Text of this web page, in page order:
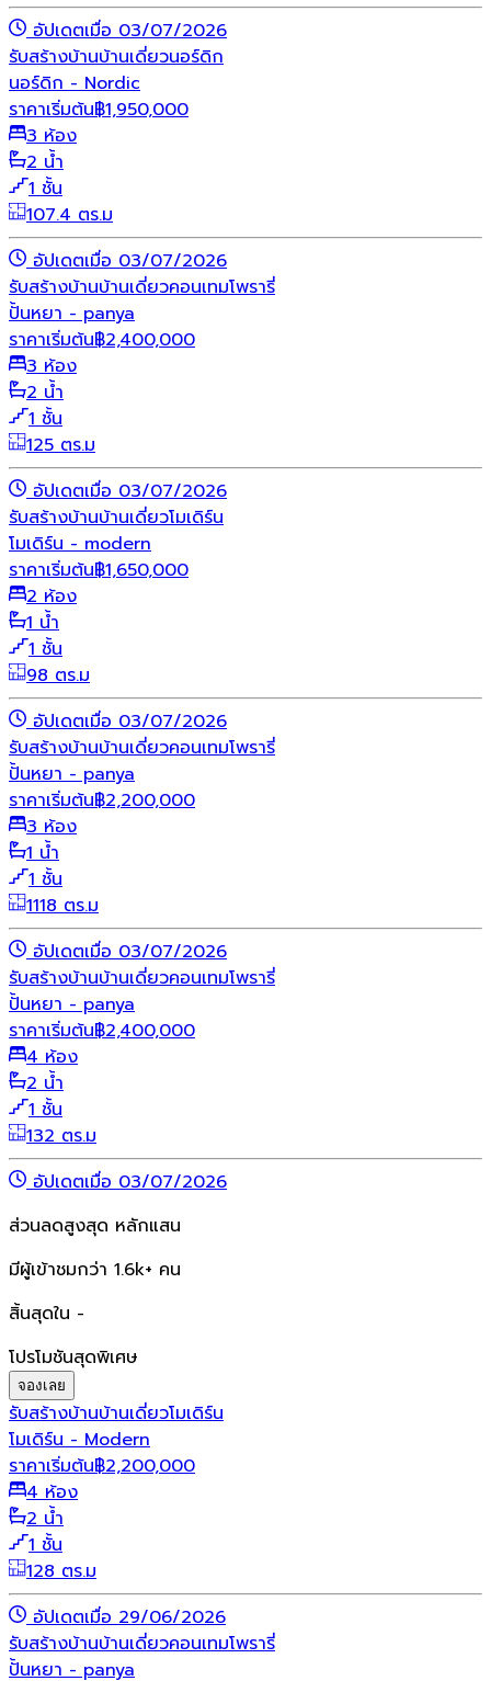
อัปเดตเมื่อ 03/07/2026
รับสร้างบ้านบ้านเดี่ยวนอร์ดิก
นอร์ดิก - Nordic
ราคาเริ่มต้น฿1,950,000
3 ห้อง
2 น้ำ
1 ชั้น
107.4 ตร.ม
อัปเดตเมื่อ 03/07/2026
รับสร้างบ้านบ้านเดี่ยวคอนเทมโพรารี่
ปั้นหยา - panya
ราคาเริ่มต้น฿2,400,000
3 ห้อง
2 น้ำ
1 ชั้น
125 ตร.ม
อัปเดตเมื่อ 03/07/2026
รับสร้างบ้านบ้านเดี่ยวโมเดิร์น
โมเดิร์น - modern
ราคาเริ่มต้น฿1,650,000
2 ห้อง
1 น้ำ
1 ชั้น
98 ตร.ม
อัปเดตเมื่อ 03/07/2026
รับสร้างบ้านบ้านเดี่ยวคอนเทมโพรารี่
ปั้นหยา - panya
ราคาเริ่มต้น฿2,200,000
3 ห้อง
1 น้ำ
1 ชั้น
1118 ตร.ม
อัปเดตเมื่อ 03/07/2026
รับสร้างบ้านบ้านเดี่ยวคอนเทมโพรารี่
ปั้นหยา - panya
ราคาเริ่มต้น฿2,400,000
4 ห้อง
2 น้ำ
1 ชั้น
132 ตร.ม
อัปเดตเมื่อ 03/07/2026
ส่วนลดสูงสุด หลักแสน
มีผู้เข้าชมกว่า 1.6k+ คน
สิ้นสุดใน -
โปรโมชันสุดพิเศษ
จองเลย
รับสร้างบ้านบ้านเดี่ยวโมเดิร์น
โมเดิร์น - Modern
ราคาเริ่มต้น฿2,200,000
4 ห้อง
2 น้ำ
1 ชั้น
128 ตร.ม
อัปเดตเมื่อ 29/06/2026
รับสร้างบ้านบ้านเดี่ยวคอนเทมโพรารี่
ปั้นหยา - panya